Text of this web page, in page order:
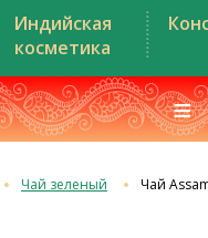
Индийская
косметика
≡
Чай зеленый Чай